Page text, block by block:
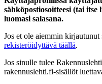
sähköpostiosoitteesi (tai
luomasi salasana.
Jos et ole aiemmin kirjautunut
rekisteröidyttävä täällä.
Jos sinulle tulee
rakennuslehti.fi-sisällöt